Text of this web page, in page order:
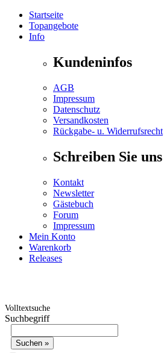
Startseite
Topangebote
Info
Kundeninfos
AGB
Impressum
Datenschutz
Versandkosten
Rückgabe- u. Widerrufsrecht
Schreiben Sie uns
Kontakt
Newsletter
Gästebuch
Forum
Impressum
Mein Konto
Warenkorb
Releases
Volltextsuche
Suchbegriff